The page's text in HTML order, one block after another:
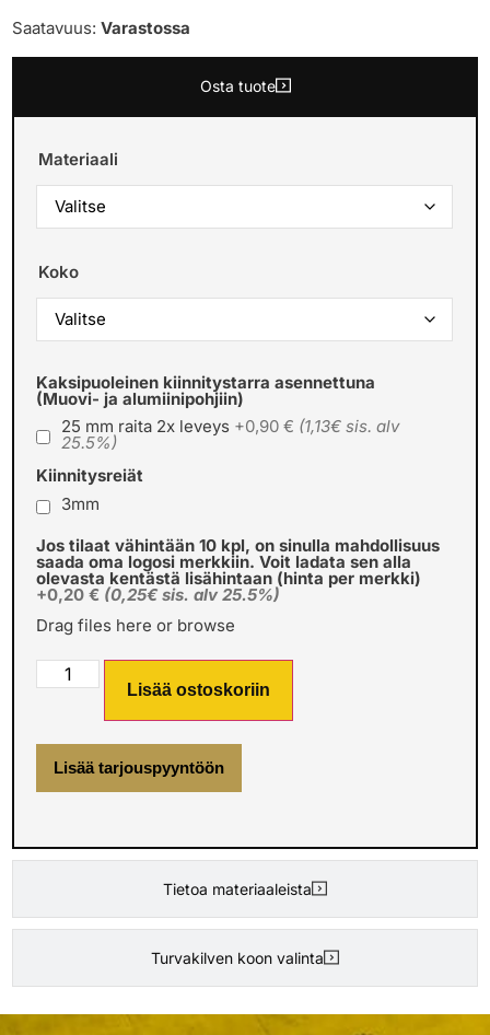
Saatavuus:Varastossa
Osta tuote
Tietoa materiaaleista
Turvakilven koon valinta
Materiaali
Koko
Kaksipuoleinen kiinnitystarra asennettuna
(Muovi- ja alumiinipohjiin)
25 mm raita 2x leveys +0,90 € (1,13€ sis. alv
25.5%)
Kiinnitysreiät
3mm
Jos tilaat vähintään 10 kpl, on sinulla mahdollisuus
saada oma logosi merkkiin. Voit ladata sen alla
olevasta kentästä lisähintaan (hinta per merkki)
+0,20 € (0,25€ sis. alv 25.5%)
Drag files here or browse
Lisää ostoskoriin
Lisää tarjouspyyntöön